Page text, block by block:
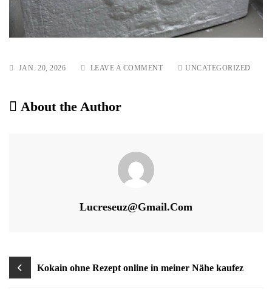
JAN. 20, 2026 LEAVE A COMMENTON
UNCATEGORIZED
About the Author
Lucreseuz@gmail.com
Beitragsnavigation
Kokain ohne Rezept online in meiner Nähe kaufez